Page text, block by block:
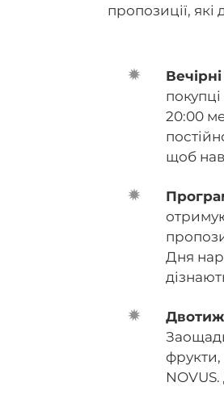
пропозиції,
20:00
щоб
Дня
фрукти,